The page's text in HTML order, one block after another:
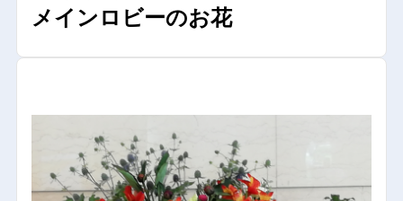
メインロビーのお花